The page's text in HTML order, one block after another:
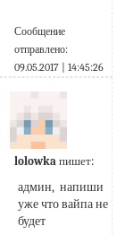
Сообщение
отправлено:
09.05.2017 | 14:45:26
lolowka пишет:
админ,  напиши
уже что вайпа не
будет